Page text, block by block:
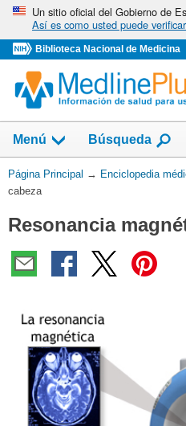
Omita
vaya
al
Contenido
Un sitio oficial del Gobierno de
Así es como usted puede
Biblioteca Nacional de Medicina
Menú Búsqueda
Usted
está
Página Principal → Enciclopedia
cabeza
Resonancia